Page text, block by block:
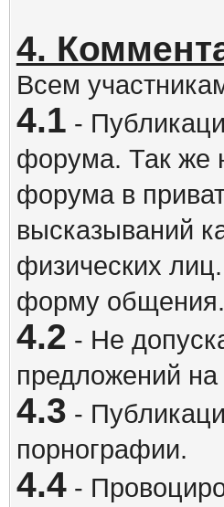
4.
Всем
4.1 -
форума. Так же
форума в
высказываний
физических
форму
4.2 - Не
предложений на
4.3 -
порнографии.
4.4-